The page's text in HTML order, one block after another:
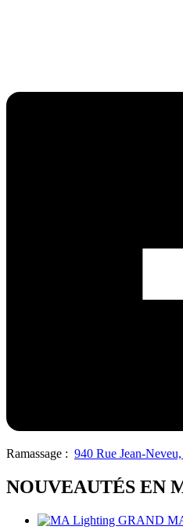
Ramassage : 940 Rue Jean-
NOUVEAUTÉS EN